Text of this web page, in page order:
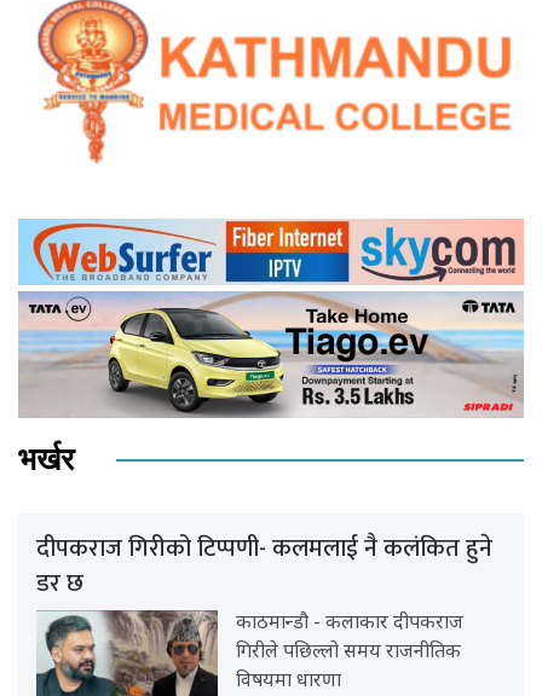
भर्खर
दीपकराज गिरीको टिप्पणी- कलमलाई नै कलंकित हुने
डर छ
काठमान्डौ - कलाकार दीपकराज
गिरीले पछिल्लो समय राजनीतिक
विषयमा धारणा